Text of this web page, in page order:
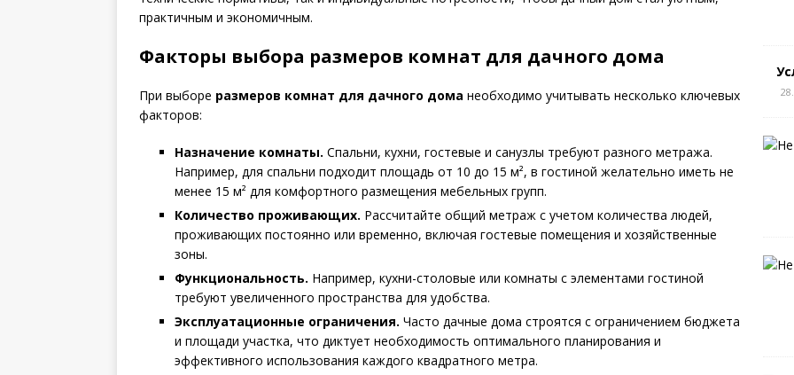
практичным и экономичным.
Факторы выбора размеров комнат для дачного дома
При выборе размеров комнат для дачного дома необходимо учитывать несколько ключевых
факторов:
Назначение комнаты. Спальни, кухни, гостевые и санузлы требуют разного метража.
Например, для спальни подходит площадь от 10 до 15 м², в гостиной желательно иметь не
менее 15 м² для комфортного размещения мебельных групп.
Количество проживающих. Рассчитайте общий метраж с учетом количества людей,
проживающих постоянно или временно, включая гостевые помещения и хозяйственные
зоны.
Функциональность. Например, кухни-столовые или комнаты с элементами гостиной
требуют увеличенного пространства для удобства.
Эксплуатационные ограничения. Часто дачные дома строятся с ограничением бюджета
и площади участка, что диктует необходимость оптимального планирования и
эффективного использования каждого квадратного метра.